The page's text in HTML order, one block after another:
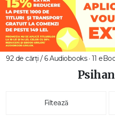
92 de cărți / 6 Audiobooks · 11
Filtează